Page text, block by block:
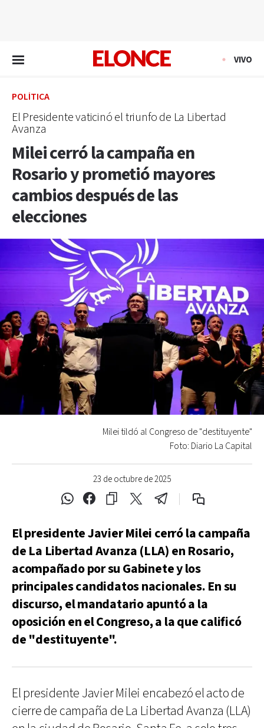
VIVO
POLÍTICA
El Presidente vaticinó el triunfo de La Libertad
Avanza
Milei cerró la campaña en
Rosario y prometió mayores
cambios después de las
elecciones
23 de octubre de 2025
Milei tildó al Congreso de "destituyente"
Foto: Diario La Capital
El presidente Javier Milei cerró la campaña
de La Libertad Avanza (LLA) en Rosario,
acompañado por su Gabinete y los
principales candidatos nacionales. En su
discurso, el mandatario apuntó a la
oposición en el Congreso, a la que calificó
de "destituyente".
El presidente Javier Milei encabezó el acto de
cierre de campaña de La Libertad Avanza (LLA)